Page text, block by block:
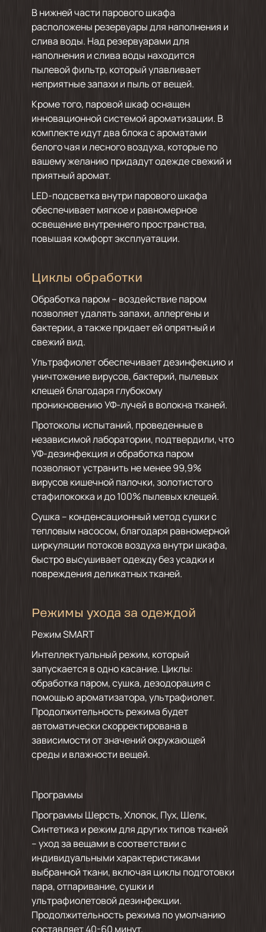
В нижней части парового шкафа
расположены резервуары для наполнения и
слива воды. Над резервуарами для
наполнения и слива воды находится
пылевой фильтр, который улавливает
неприятные запахи и пыль от вещей.
Кроме того, паровой шкаф оснащен
инновационной системой ароматизации. В
комплекте идут два блока с ароматами
белого чая и лесного воздуха, которые по
вашему желанию придадут одежде свежий и
приятный аромат.
LED-подсветка внутри парового шкафа
обеспечивает мягкое и равномерное
освещение внутреннего пространства,
повышая комфорт эксплуатации.
Циклы обработки
Обработка паром – воздействие паром
позволяет удалять запахи, аллергены и
бактерии, а также придает ей опрятный и
свежий вид.
Ультрафиолет обеспечивает дезинфекцию и
уничтожение вирусов, бактерий, пылевых
клещей благодаря глубокому
проникновению УФ-лучей в волокна тканей.
Протоколы испытаний, проведенные в
независимой лаборатории, подтвердили, что
УФ-дезинфекция и обработка паром
позволяют устранить не менее 99,9%
вирусов кишечной палочки, золотистого
стафилококка и до 100% пылевых клещей.
Сушка – конденсационный метод сушки с
тепловым насосом, благодаря равномерной
циркуляции потоков воздуха внутри шкафа,
быстро высушивает одежду без усадки и
повреждения деликатных тканей.
Режимы ухода за одеждой
Режим SMART
Интеллектуальный режим, который
запускается в одно касание. Циклы:
обработка паром, сушка, дезодорация с
помощью ароматизатора, ультрафиолет.
Продолжительность режима будет
автоматически скорректирована в
зависимости от значений окружающей
среды и влажности вещей.
Программы
Программы Шерсть, Хлопок, Пух, Шелк,
Синтетика и режим для других типов тканей
– уход за вещами в соответствии с
индивидуальными характеристиками
выбранной ткани, включая циклы подготовки
пара, отпаривание, сушки и
ультрафиолетовой дезинфекции.
Продолжительность режима по умолчанию
составляет 40-60 минут.